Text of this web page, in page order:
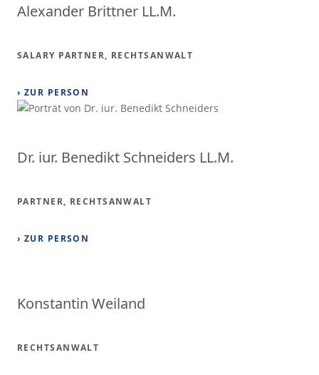
Alexander Brittner LL.M.
SALARY PARTNER, RECHTSANWALT
› ZUR PERSON
Dr. iur. Benedikt Schneiders LL.M.
PARTNER, RECHTSANWALT
› ZUR PERSON
Konstantin Weiland
RECHTSANWALT